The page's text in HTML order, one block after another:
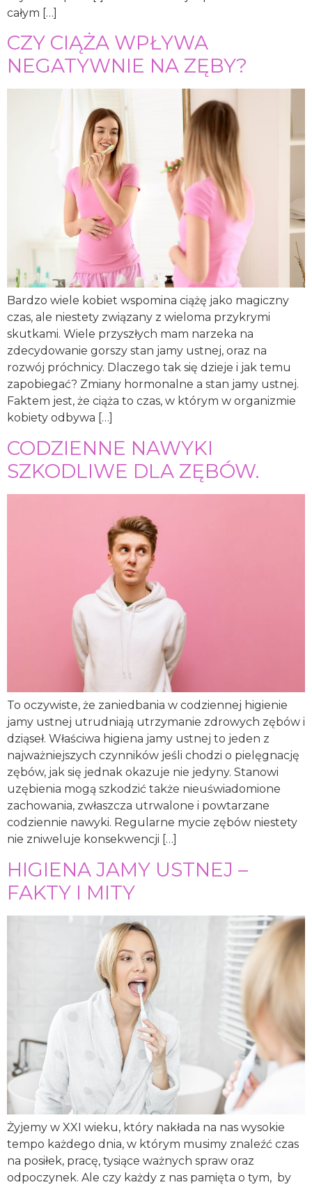
całym […]
CZY CIĄŻA WPŁYWA
NEGATYWNIE NA ZĘBY?
Bardzo wiele kobiet wspomina ciążę jako magiczny
czas, ale niestety związany z wieloma przykrymi
skutkami. Wiele przyszłych mam narzeka na
zdecydowanie gorszy stan jamy ustnej, oraz na
rozwój próchnicy. Dlaczego tak się dzieje i jak temu
zapobiegać? Zmiany hormonalne a stan jamy ustnej.
Faktem jest, że ciąża to czas, w którym w organizmie
kobiety odbywa […]
CODZIENNE NAWYKI
SZKODLIWE DLA ZĘBÓW.
To oczywiste, że zaniedbania w codziennej higienie
jamy ustnej utrudniają utrzymanie zdrowych zębów i
dziąseł. Właściwa higiena jamy ustnej to jeden z
najważniejszych czynników jeśli chodzi o pielęgnację
zębów, jak się jednak okazuje nie jedyny. Stanowi
uzębienia mogą szkodzić także nieuświadomione
zachowania, zwłaszcza utrwalone i powtarzane
codziennie nawyki. Regularne mycie zębów niestety
nie zniweluje konsekwencji […]
HIGIENA JAMY USTNEJ –
FAKTY I MITY
Żyjemy w XXI wieku, który nakłada na nas wysokie
tempo każdego dnia, w którym musimy znaleźć czas
na posiłek, pracę, tysiące ważnych spraw oraz
odpoczynek. Ale czy każdy z nas pamięta o tym, by